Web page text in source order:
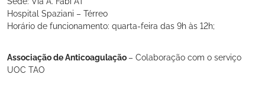
Hospital Spaziani – Térreo
Horário de funcionamento: quarta-feira das 9h às 12h;
Associação de Anticoagulação – Colaboração com o serviço
UOC TAO